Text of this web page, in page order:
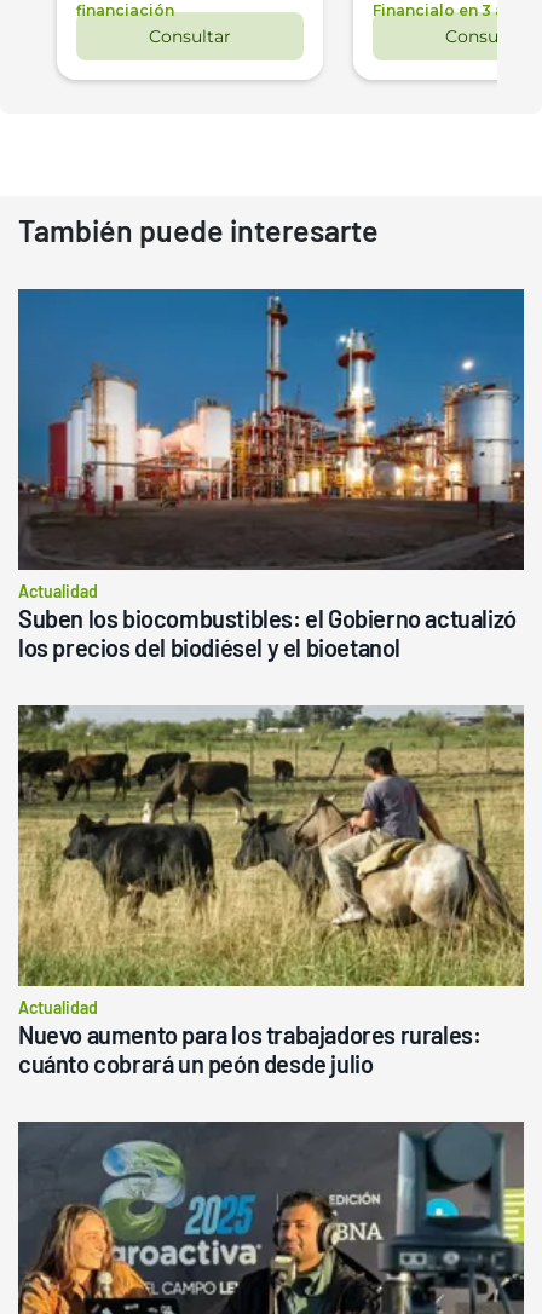
financiación
Consultar
Financialo en 3 años
Consultar
También puede interesarte
Actualidad
Suben los biocombustibles: el Gobierno actualizó
los precios del biodiésel y el bioetanol
Actualidad
Nuevo aumento para los trabajadores rurales:
cuánto cobrará un peón desde julio